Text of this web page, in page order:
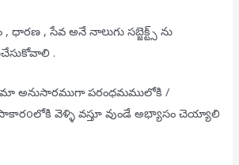
, సేవ అనే నాలుగు సబ్జెక్ట్స్ ను
.
అనుసారముగా పరంధమములోకి /
సాకారoలోకి వెళ్ళి వస్తూ వుండే అభ్యాసం చెయ్యాలి